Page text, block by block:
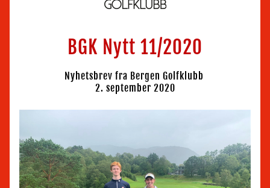
BGK Nytt 11/2020
Nyhetsbrev fra Bergen Golfklubb
2. september 2020